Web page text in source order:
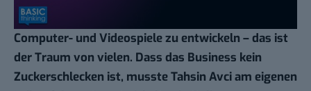
Computer- und Videospiele zu entwickeln – das ist
der Traum von vielen. Dass das Business kein
Zuckerschlecken ist, musste Tahsin Avci am eigenen